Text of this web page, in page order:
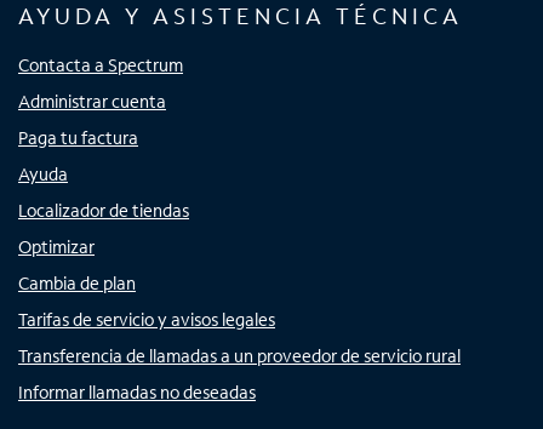
AYUDA Y ASISTENCIA TÉCNICA
Contacta a Spectrum
Administrar cuenta
Paga tu factura
Ayuda
Localizador de tiendas
Optimizar
Cambia de plan
Tarifas de servicio y avisos legales
Transferencia de llamadas a un proveedor de servicio rural
Informar llamadas no deseadas